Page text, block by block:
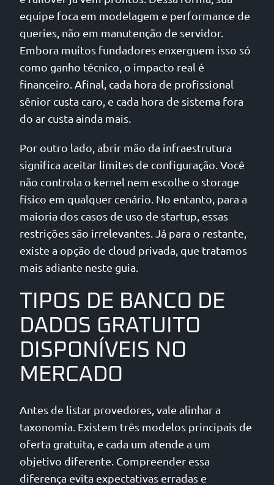
equipe foca em modelagem e performance de
queries, não em manutenção de servidor.
Embora muitos fundadores enxerguem isso só
como ganho técnico, o impacto real é
financeiro. Afinal, cada hora de profissional
sênior custa caro, e cada hora de sistema fora
do ar custa ainda mais.
Por outro lado, abrir mão da infraestrutura
significa aceitar limites de configuração. Você
não controla o kernel nem escolhe o storage
físico em qualquer cenário. No entanto, para a
maioria dos casos de uso de startup, essas
restrições são irrelevantes. Já para o restante,
existe a opção de cloud privada, que tratamos
mais adiante neste guia.
TIPOS DE BANCO DE
DADOS GRATUITO
DISPONÍVEIS NO
MERCADO
Antes de listar provedores, vale alinhar a
taxonomia. Existem três modelos principais de
oferta gratuita, e cada um atende a um
objetivo diferente. Compreender essa
diferença evita expectativas erradas e